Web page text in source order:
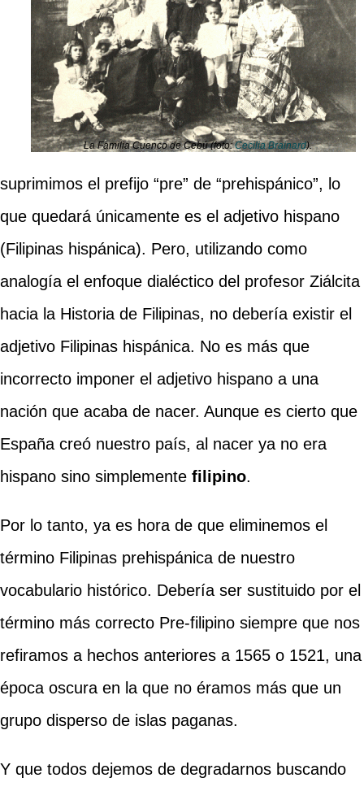
La Familia Cuenco de Cebú (foto:Cecilia Brainard).
suprimimos el prefijo “pre” de “prehispánico”, lo
que quedará únicamente es el adjetivo hispano
(Filipinas hispánica). Pero, utilizando como
analogía el enfoque dialéctico del profesor Ziálcita
hacia la Historia de Filipinas, no debería existir el
adjetivo Filipinas hispánica. No es más que
incorrecto imponer el adjetivo hispano a una
nación que acaba de nacer. Aunque es cierto que
España creó nuestro país, al nacer ya no era
hispano sino simplemente filipino.
Por lo tanto, ya es hora de que eliminemos el
término Filipinas prehispánica de nuestro
vocabulario histórico. Debería ser sustituido por el
término más correcto Pre-filipino siempre que nos
refiramos a hechos anteriores a 1565 o 1521, una
época oscura en la que no éramos más que un
grupo disperso de islas paganas.
Y que todos dejemos de degradarnos buscando